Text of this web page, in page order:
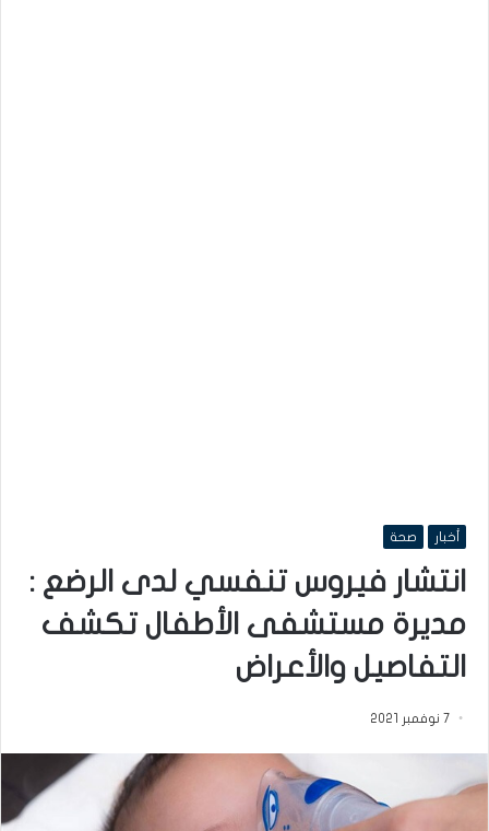
أخبار صحة
انتشار فيروس تنفسي لدى الرضع :
مديرة مستشفى الأطفال تكشف
التفاصيل والأعراض
7 نوفمبر 2021